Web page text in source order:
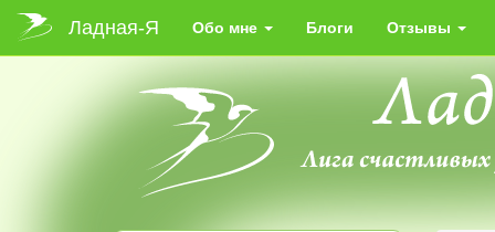
Ладная-Я Обо мне Блоги Отзывы